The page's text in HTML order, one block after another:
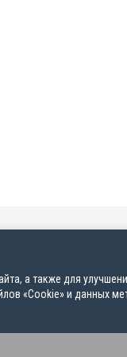
а также для
«Cookie» и данных